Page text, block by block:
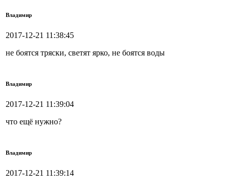
Владимир
2017-12-21 11:38:45
не боятся тряски, светят ярко, не боятся воды
Владимир
2017-12-21 11:39:04
что ещё нужно?
Владимир
2017-12-21 11:39:14